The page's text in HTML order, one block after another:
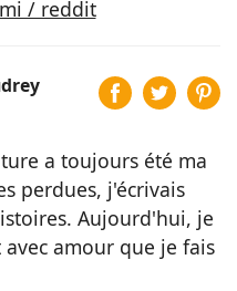
/ reddit
a toujours été ma
perdues, j'écrivais
Aujourd'hui, je
amour que je fais